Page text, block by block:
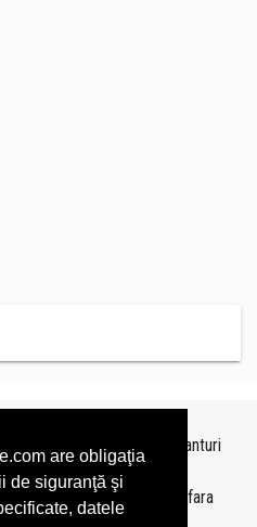
are obligaţia
de siguranţă şi
datele
pe baza ultimelor bilanturi
fara acordul TopFirme si fara